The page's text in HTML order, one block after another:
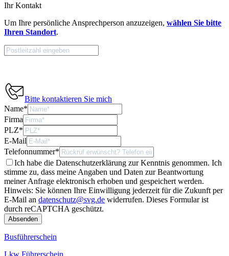
Ihr Kontakt
Um Ihre persönliche Ansprechperson anzuzeigen, wählen Sie bitte
Ihren Standort.
Bitte kontaktieren Sie mich
Name*
Firma
PLZ*
E-Mail
Telefonnummer*
Ich habe die Datenschutzerklärung zur Kenntnis genommen. Ich
stimme zu, dass meine Angaben und Daten zur Beantwortung
meiner Anfrage elektronisch erhoben und gespeichert werden.
Hinweis: Sie können Ihre Einwilligung jederzeit für die Zukunft per
E-Mail an datenschutz@svg.de widerrufen. Dieses Formular ist
durch reCAPTCHA geschützt.
Busführerschein
Lkw Führerschein